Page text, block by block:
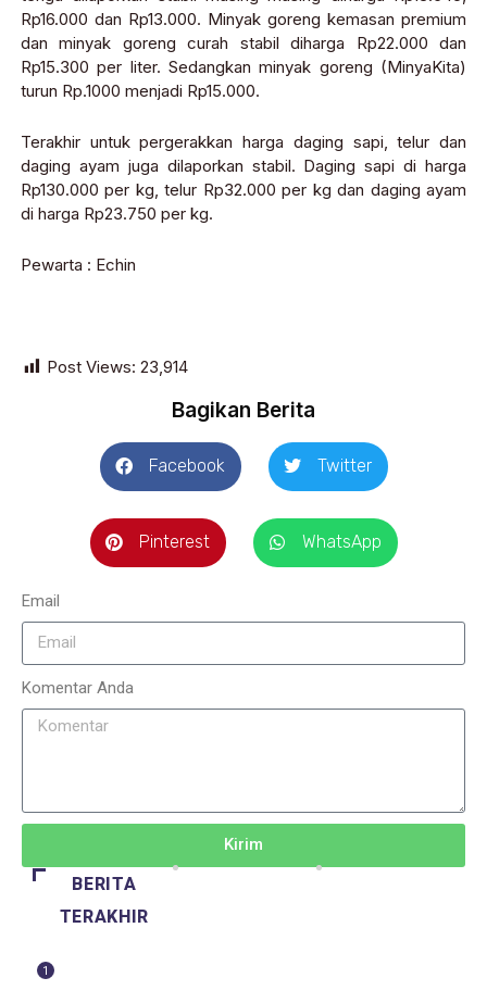
Rp16.000 dan Rp13.000. Minyak goreng kemasan premium
dan minyak goreng curah stabil diharga Rp22.000 dan
Rp15.300 per liter. Sedangkan minyak goreng (MinyaKita)
turun Rp.1000 menjadi Rp15.000.
Terakhir untuk pergerakkan harga daging sapi, telur dan
daging ayam juga dilaporkan stabil. Daging sapi di harga
Rp130.000 per kg, telur Rp32.000 per kg dan daging ayam
di harga Rp23.750 per kg.
Pewarta : Echin
Post Views: 23,914
Bagikan Berita
Facebook Twitter
Pinterest WhatsApp
Email
Komentar Anda
Kirim
BERITA
TERAKHIR
1